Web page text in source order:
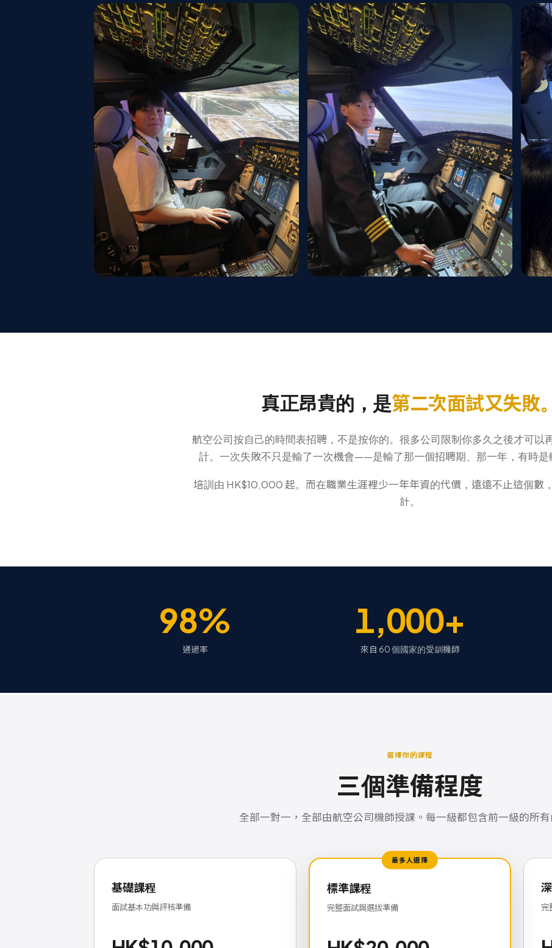
真正昂貴的，是第二次面試又失敗。
航空公司按自己的時間表招聘，不是按你的。很多公司限制你多久之後才可以
計。一次失敗不只是輸了一次機會——是輸了那一個招聘期、那一年，有時是
培訓由 HK$10,000 起。而在職業生涯裡少一年年資的代價，遠遠不止這個數
計。
98%
通過率
1,000+
來自 60 個國家的受訓機師
選擇你的課程
三個準備程度
全部一對一，全部由航空公司機師授課。每一級都包含前一級的所有
基礎課程
面試基本功與評核準備
最多人選擇
標準課程
完整面試與選拔準備 完